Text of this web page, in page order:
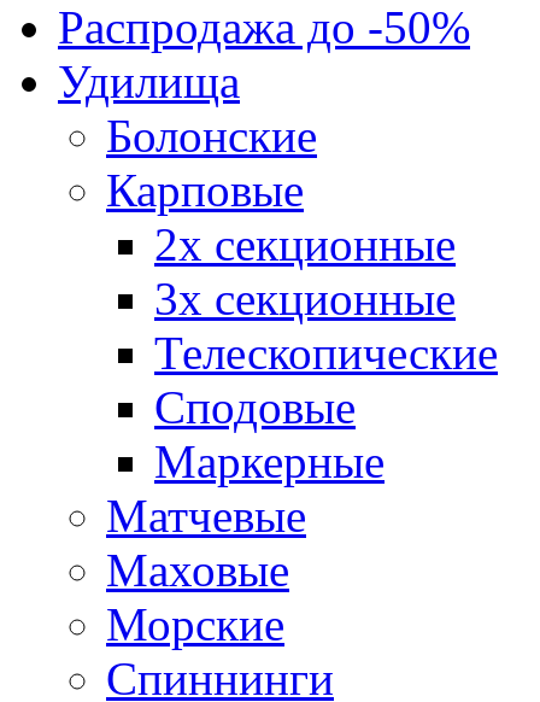
Распродажа до -50%
Удилища
Болонские
Карповые
2х секционные
3х секционные
Телескопические
Сподовые
Маркерные
Матчевые
Маховые
Морские
Спиннинги